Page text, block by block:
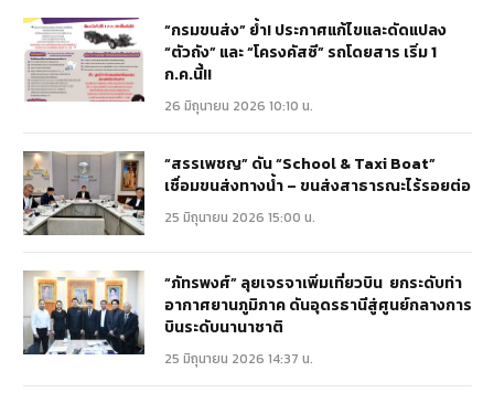
“กรมขนส่ง” ย้ำ! ประกาศแก้ไขและดัดแปลง
“ตัวถัง” และ “โครงคัสซี” รถโดยสาร เริ่ม 1
ก.ค.นี้!!
26 มิถุนายน 2026 10:10 น.
“สรรเพชญ” ดัน “School & Taxi Boat”
เชื่อมขนส่งทางน้ำ – ขนส่งสาธารณะไร้รอยต่อ
25 มิถุนายน 2026 15:00 น.
“ภัทรพงศ์” ลุยเจรจาเพิ่มเที่ยวบิน ยกระดับท่า
อากาศยานภูมิภาค ดันอุดรธานีสู่ศูนย์กลางการ
บินระดับนานาชาติ
25 มิถุนายน 2026 14:37 น.